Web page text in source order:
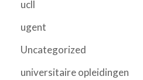
ucll
ugent
Uncategorized
universitaire opleidingen